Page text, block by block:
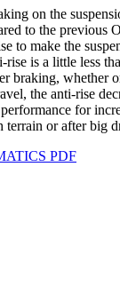
on the
to the previous
to make the
rise is a little less
braking, whether
the anti-rise
for
or after big
PDF